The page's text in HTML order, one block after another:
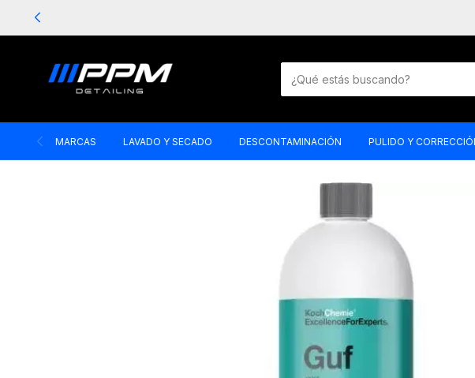
MARCAS LAVADO Y SECADO DESCONTAMINACIÓN PULIDO Y